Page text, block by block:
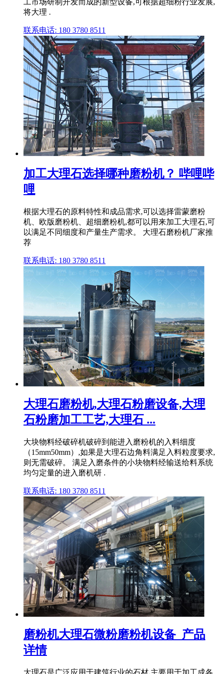
工市场研制开发而成的新型设备,可根据超细粉行业发展,
将大理 .
联系电话: 180 3780 8511
加工大理石选择哪种磨粉机？ 哔哩哔
哩
根据大理石的原料特性和成品需求,可以选择雷蒙磨粉
机、欧版磨粉机、超细磨粉机,都可以用来加工大理石,可
以满足不同细度和产量生产需求。 大理石磨粉机厂家推
荐
联系电话: 180 3780 8511
大理石磨粉机,大理石粉磨设备,大理
石粉磨加工工艺,大理石 ...
大块物料经破碎机破碎到能进入磨粉机的入料细度
（15mm50mm）,如果是大理石边角料满足入料粒度要求,
则无需破碎。 满足入磨条件的小块物料经输送给料系统
均匀定量的进入磨机研 .
联系电话: 180 3780 8511
磨粉机大理石微粉磨粉机设备_产品
详情
大理石是广泛应用于建筑行业的石材,主要用于加工成各